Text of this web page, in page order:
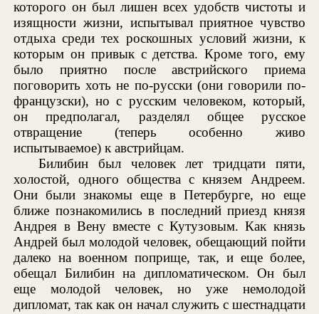
которого он был лишен всех удобств чистоты и
изящности жизни, испытывал приятное чувство
отдыха среди тех роскошных условий жизни, к
которым он привык с детства. Кроме того, ему
было приятно после австрийского приема
поговорить хоть не по-русски (они говорили по-
французски), но с русским человеком, который,
он предполагал, разделял общее русское
отвращение (теперь особенно живо
испытываемое) к австрийцам.
Билибин был человек лет тридцати пяти,
холостой, одного общества с князем Андреем.
Они были знакомы еще в Петербурге, но еще
ближе познакомились в последний приезд князя
Андрея в Вену вместе с Кутузовым. Как князь
Андрей был молодой человек, обещающий пойти
далеко на военном поприще, так, и еще более,
обещал Билибин на дипломатическом. Он был
еще молодой человек, но уже немолодой
дипломат, так как он начал служить с шестнадцати